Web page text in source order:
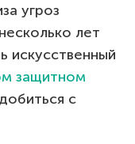
угроз
лет
искусственный
защитном
с